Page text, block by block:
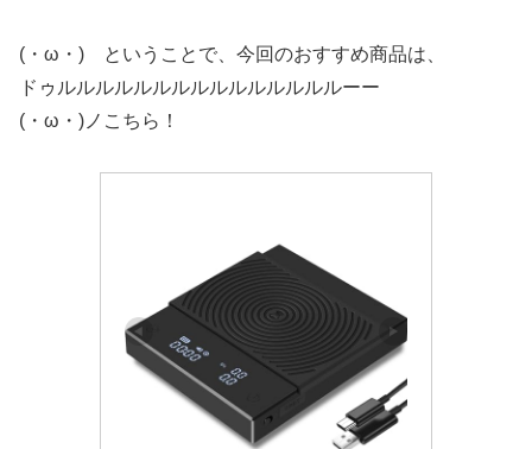
(・ω・) ということで、今回のおすすめ商品は、
ドゥルルルルルルルルルルルルルルルーー
(・ω・)ノこちら！